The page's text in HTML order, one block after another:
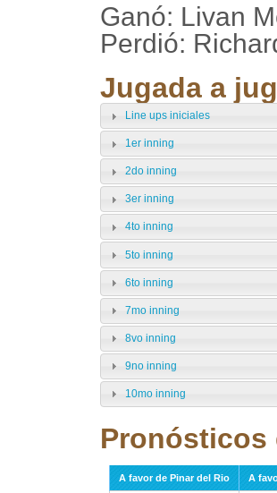
Ganó: Livan
Perdió:
Jugada a
Line ups iniciales
1er inning
2do inning
3er inning
4to inning
5to inning
6to inning
7mo inning
8vo inning
9no inning
10mo inning
Pronósticos
A favor de Pinar del Rio
A